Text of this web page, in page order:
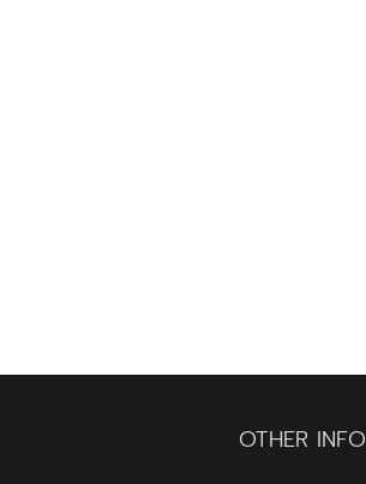
OTHER INFO